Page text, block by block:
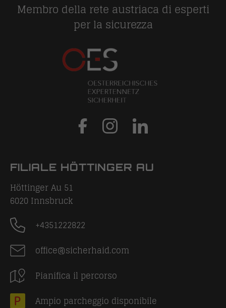
Membro della rete austriaca di esperti
per la sicurezza
FILIALE HÖTTINGER AU
Höttinger Au 51
6020 Innsbruck
+4351222822
office@sicherhaid.com
Pianifica il percorso
Ampio parcheggio disponibile